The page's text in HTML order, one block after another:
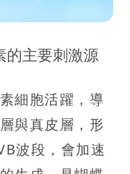
的主要刺激源
細胞活躍，導
與真皮層，形
波段，會加速